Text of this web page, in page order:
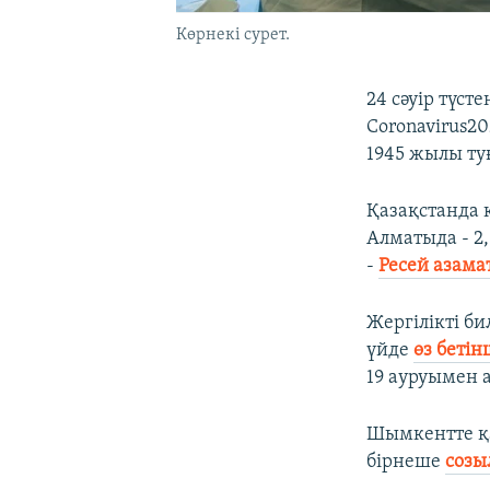
Көрнекі сурет.
24 сәуір
1945 жылы
Қазақстанда
Алматыда -
-Ресей
Жергілікті
үйдеөз
19 ауруымен
Шымкентте
бірнеше